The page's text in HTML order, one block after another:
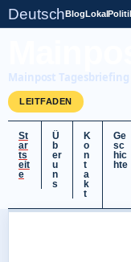
DeutschBlogLokal
Mainpost Tagesbriefing
LEITFADEN
St
ar
ts
eit
e
Ü
b
er
u
n
s
K
o
n
t
a
k
t
Ge
sc
hic
hte